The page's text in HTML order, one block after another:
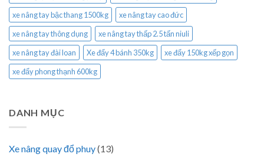
xe nâng tay bậc thang 1500kg
xe nâng tay cao đức
xe nâng tay thông dụng
xe nâng tay thấp 2.5 tấn niuli
xe nâng tay đài loan
Xe đẩy 4 bánh 350kg
xe đẩy 150kg xếp gọn
xe đẩy phong thạnh 600kg
DANH MỤC
Xe nâng quay đổ phuy(13)